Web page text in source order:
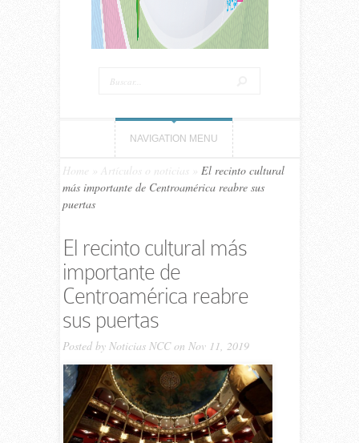
NAVIGATION MENU
Home Artículos o noticias
El recinto cultural
más importante de Centroamérica reabre sus
puertas
El recinto cultural más
importante de
Centroamérica reabre
sus puertas
Posted by Noticias NCCon Nov 11, 2019